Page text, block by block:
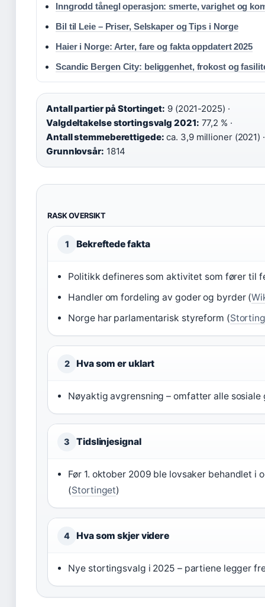
Inngrodd tånegl operasjon: smerte, varighet og
Bil til Leie – Priser, Selskaper og Tips i Norge
Haier i Norge: Arter, fare og fakta oppdatert 2025
Scandic Bergen City: beliggenhet, frokost og
Antall partier på Stortinget: 9 (2021-2025) ·
Valgdeltakelse stortingsvalg 2021: 77,2 % ·
Antall stemmeberettigede: ca. 3,9 millioner (2021) ·
Grunnlovsår: 1814
RASK OVERSIKT
1 Bekreftede fakta
Politikk defineres som aktivitet som fører til
Handler om fordeling av goder og byrder (
Norge har parlamentarisk styreform (
2 Hva som er uklart
Nøyaktig avgrensning – omfatter alle
3 Tidslinjesignal
Før 1. oktober 2009 ble lovsaker behandlet
(Stortinget)
4 Hva som skjer videre
Nye stortingsvalg i 2025 – partiene legger